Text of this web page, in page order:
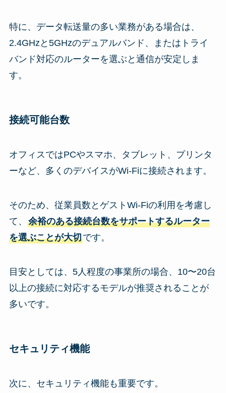
特に、データ転送量の多い業務がある場合は、
2.4GHzと5GHzのデュアルバンド、またはトライ
バンド対応のルーターを選ぶと通信が安定しま
す。
接続可能台数
オフィスではPCやスマホ、タブレット、プリンタ
ーなど、多くのデバイスがWi-Fiに接続されます。
そのため、従業員数とゲストWi-Fiの利用を考慮し
て、 余裕のある接続台数をサポートするルーター
を選ぶことが大切です。
目安としては、5人程度の事業所の場合、10〜20台
以上の接続に対応するモデルが推奨されることが
多いです。
セキュリティ機能
次に、セキュリティ機能も重要です。